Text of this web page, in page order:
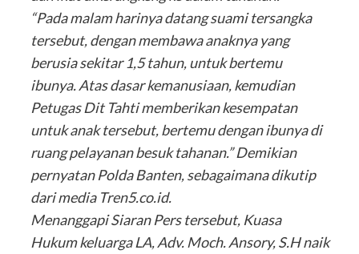
“Pada malam harinya datang suami tersangka
tersebut, dengan membawa anaknya yang
berusia sekitar 1,5 tahun, untuk bertemu
ibunya. Atas dasar kemanusiaan, kemudian
Petugas Dit Tahti memberikan kesempatan
untuk anak tersebut, bertemu dengan ibunya di
ruang pelayanan besuk tahanan.” Demikian
pernyatan Polda Banten, sebagaimana dikutip
dari media Tren5.co.id.
Menanggapi Siaran Pers tersebut, Kuasa
Hukum keluarga LA, Adv. Moch. Ansory, S.H naik